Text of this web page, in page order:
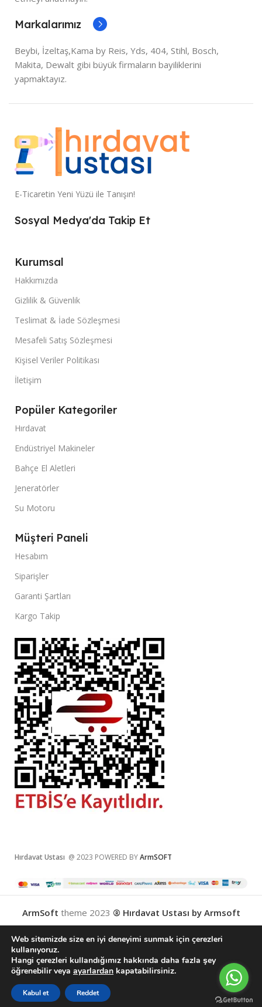
Markalarımız
Beybi, İzeltaş,Kama by Reis, Yds, 404, Stihl, Bosch,
Makita, Dewalt gibi büyük firmaların bayiliklerini
yapmaktayız.
E-Ticaretin Yeni Yüzü ile Tanışın!
Sosyal Medya'da Takip Et
Kurumsal
Hakkımızda
Gizlilik & Güvenlik
Teslimat & İade Sözleşmesi
Mesafeli Satış Sözleşmesi
Kişisel Veriler Politikası
İletişim
Popüler Kategoriler
Hırdavat
Endüstriyel Makineler
Bahçe El Aletleri
Jeneratörler
Su Motoru
Müşteri Paneli
Hesabım
Siparişler
Garanti Şartları
Kargo Takip
Hırdavat Ustası @ 2023 POWERED BYArmSOFT
ArmSoft theme 2023 ® Hırdavat Ustası by Armsoft
Web sitemizde size en iyi deneyimi sunmak için çerezleri
kullanıyoruz.
Hangi çerezleri kullandığımız hakkında daha fazla şey
öğrenebilir veya ayarlardan kapatabilirsiniz.
Kabul et Reddet
Karşılaştırma Listesi Wishlist Menu
English(İngilizce) Türkçe